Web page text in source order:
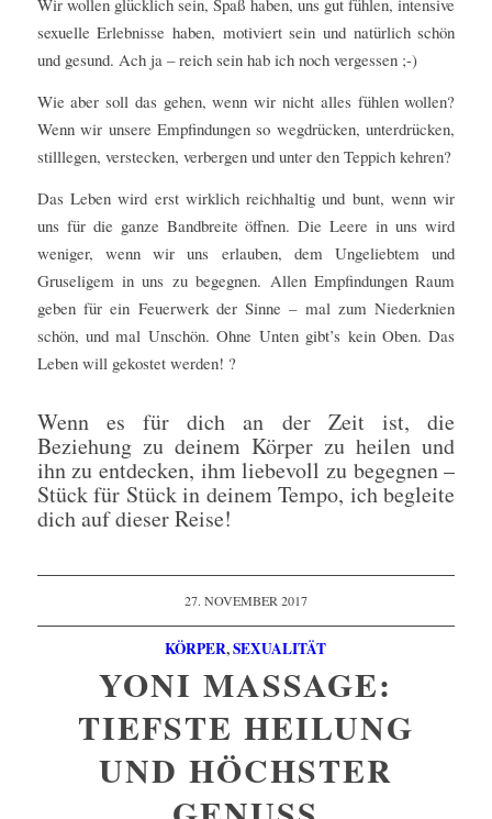
Wir wollen glücklich sein, Spaß haben, uns gut fühlen, intensive
sexuelle Erlebnisse haben, motiviert sein und natürlich schön
und gesund. Ach ja – reich sein hab ich noch vergessen ;-)
Wie aber soll das gehen, wenn wir nicht alles fühlen wollen?
Wenn wir unsere Empfindungen so wegdrücken, unterdrücken,
stilllegen, verstecken, verbergen und unter den Teppich kehren?
Das Leben wird erst wirklich reichhaltig und bunt, wenn wir
uns für die ganze Bandbreite öffnen. Die Leere in uns wird
weniger, wenn wir uns erlauben, dem Ungeliebtem und
Gruseligem in uns zu begegnen. Allen Empfindungen Raum
geben für ein Feuerwerk der Sinne – mal zum Niederknien
schön, und mal Unschön. Ohne Unten gibt’s kein Oben. Das
Leben will gekostet werden! ?
Wenn es für dich an der Zeit ist, die
Beziehung zu deinem Körper zu heilen und
ihn zu entdecken, ihm liebevoll zu begegnen –
Stück für Stück in deinem Tempo, ich begleite
dich auf dieser Reise!
27. NOVEMBER 2017
KÖRPER,SEXUALITÄT
YONI MASSAGE:
TIEFSTE HEILUNG
UND HÖCHSTER